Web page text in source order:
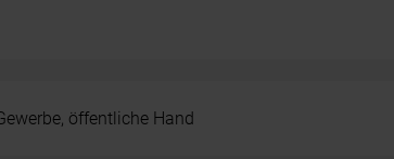
öffentliche Hand